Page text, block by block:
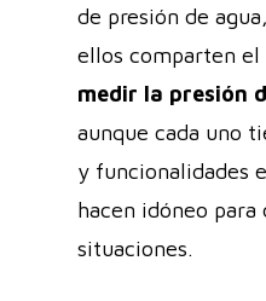
de presión de
ellos comparten el
medir la presión
aunque cada uno
y funcionalidades
hacen idóneo para
situaciones.